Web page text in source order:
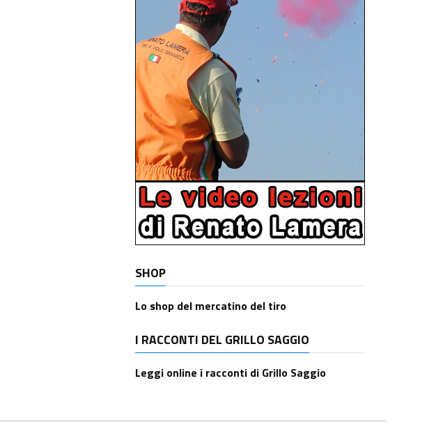
SHOP
Lo shop del mercatino del tiro
I RACCONTI DEL GRILLO SAGGIO
Leggi online i racconti di Grillo Saggio